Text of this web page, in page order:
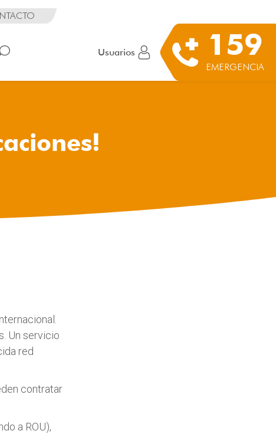
Usuarios 159
EMERGENCIA
Un servicio
red
contratar
a ROU),